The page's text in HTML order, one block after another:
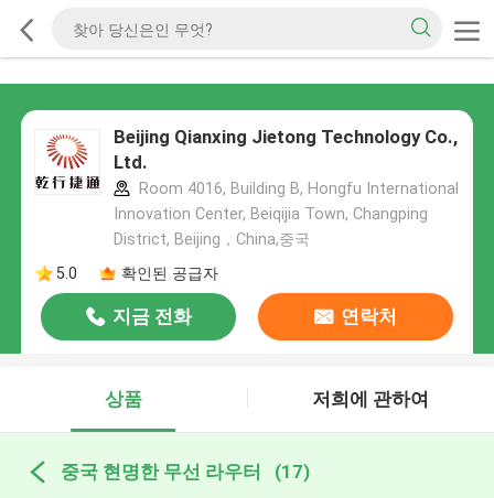
Beijing Qianxing Jietong Technology Co.,
Ltd.
Room 4016, Building B, Hongfu International
Innovation Center, Beiqijia Town, Changping
District, Beijing，China,중국
5.0
확인된 공급자
지금 전화 연락처
상품 저희에 관하여
중국 현명한 무선 라우터 (17)